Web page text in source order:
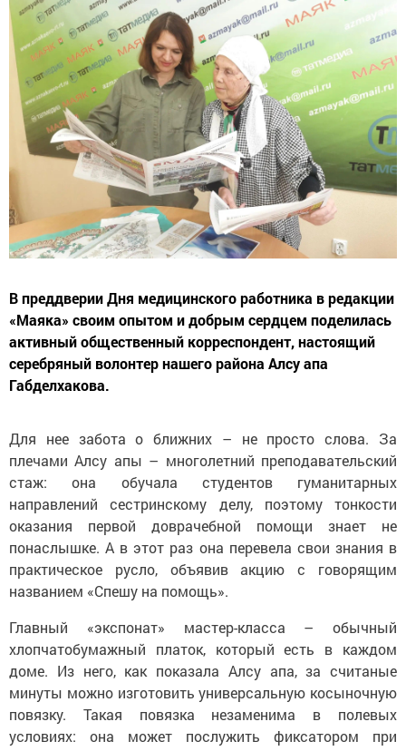
В преддверии Дня медицинского работника в редакции
«Маяка» своим опытом и добрым сердцем поделилась
активный общественный корреспондент, настоящий
серебряный волонтер нашего района Алсу апа
Габделхакова.
Для нее забота о ближних – не просто слова. За
плечами Алсу апы – многолетний преподавательский
стаж: она обучала студентов гуманитарных
направлений сестринскому делу, поэтому тонкости
оказания первой доврачебной помощи знает не
понаслышке. А в этот раз она перевела свои знания в
практическое русло, объявив акцию с говорящим
названием «Спешу на помощь».
Главный «экспонат» мастер-класса – обычный
хлопчатобумажный платок, который есть в каждом
доме. Из него, как показала Алсу апа, за считаные
минуты можно изготовить универсальную косыночную
повязку. Такая повязка незаменима в полевых
условиях: она может послужить фиксатором при